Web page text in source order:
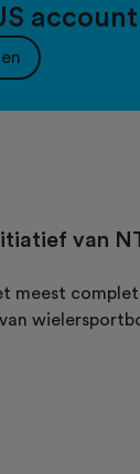
van
meest